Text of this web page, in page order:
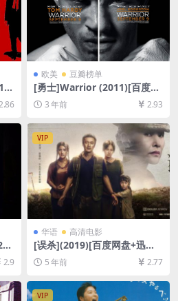
欧美 豆瓣榜单
[勇士]Warrior (2011)[百度网
盘+夸克网盘1080P超清未删
减资源][网盘在线播放/下载]
[MP4/8.7GB][中英字幕]
3 年前 2.93
字
2.9
VIP
华语 高清电影
[误杀](2019)[百度网盘+迅雷
云盘资源1080P超清未删减]
[MP4/7.4GB][原声中字]
5 年前 2.77
VIP